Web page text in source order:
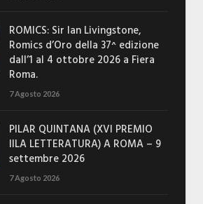
ROMICS: Sir Ian Livingstone,
Romics d’Oro della 37^ edizione
dall’1 al 4 ottobre 2026 a Fiera
Roma.
7 Agosto 2026
PILAR QUINTANA (XVI PREMIO
IILA LETTERATURA) A ROMA – 9
settembre 2026
7 Agosto 2026